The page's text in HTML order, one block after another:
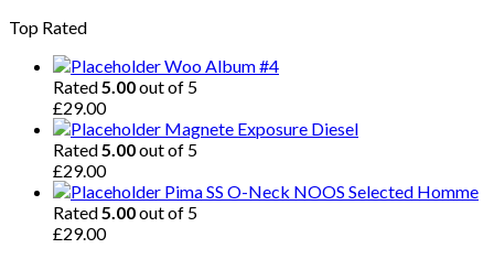
Top Rated
Woo Album #4
Rated 5.00out of 5
£29.00
Magnete Exposure Diesel
Rated 5.00out of 5
£29.00
Pima SS O-Neck NOOS Selected Homme
Rated 5.00out of 5
£29.00